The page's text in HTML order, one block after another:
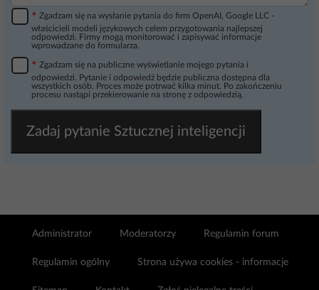
* Zgadzam się na wysłanie pytania do firm OpenAI, Google LLC -
właścicieli modeli językowych celem przygotowania najlepszej
odpowiedzi. Firmy mogą monitorować i zapisywać informacje
wprowadzane do formularza.
* Zgadzam się na publiczne wyświetlanie mojego pytania i
odpowiedzi. Pytanie i odpowiedź będzie publiczna dostępna dla
wszystkich osób. Proces może potrwać kilka minut. Po zakończeniu
procesu nastąpi przekierowanie na stronę z odpowiedzią.
Zadaj pytanie Sztucznej inteligencji
Administrator Moderatorzy Regulamin forum
Regulamin ogólny Strona używa cookies - informacje